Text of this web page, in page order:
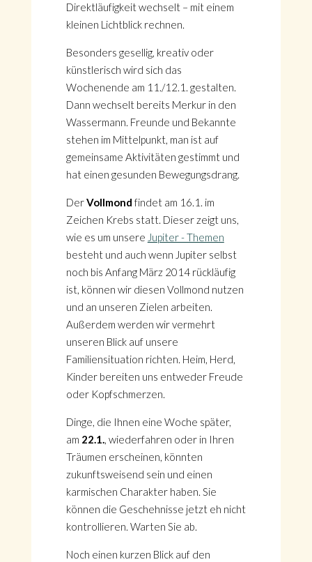
Direktläufigkeit wechselt – mit einem
kleinen Lichtblick rechnen.
Besonders gesellig, kreativ oder
künstlerisch wird sich das
Wochenende am 11./12.1. gestalten.
Dann wechselt bereits Merkur in den
Wassermann. Freunde und Bekannte
stehen im Mittelpunkt, man ist auf
gemeinsame Aktivitäten gestimmt und
hat einen gesunden Bewegungsdrang.
DerVollmond findet am 16.1. im
Zeichen Krebs statt. Dieser zeigt uns,
wie es um unsere Jupiter - Themen
besteht und auch wenn Jupiter selbst
noch bis Anfang März 2014 rückläufig
ist, können wir diesen Vollmond nutzen
und an unseren Zielen arbeiten.
Außerdem werden wir vermehrt
unseren Blick auf unsere
Familiensituation richten. Heim, Herd,
Kinder bereiten uns entweder Freude
oder Kopfschmerzen.
Dinge, die Ihnen eine Woche später,
am 22.1., wiederfahren oder in Ihren
Träumen erscheinen, könnten
zukunftsweisend sein und einen
karmischen Charakter haben. Sie
können die Geschehnisse jetzt eh nicht
kontrollieren. Warten Sie ab.
Noch einen kurzen Blick auf den